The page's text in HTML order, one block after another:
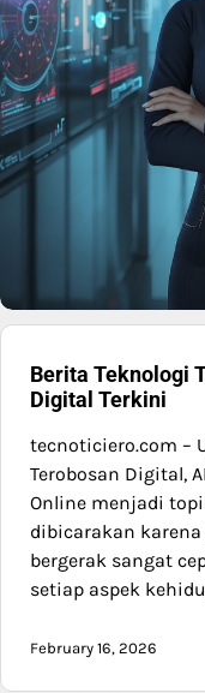
Berita Teknologi
Digital Terkini
tecnoticiero.com –
Terobosan Digital,
Online menjadi
dibicarakan
bergerak sangat
setiap aspek
February 16, 2026